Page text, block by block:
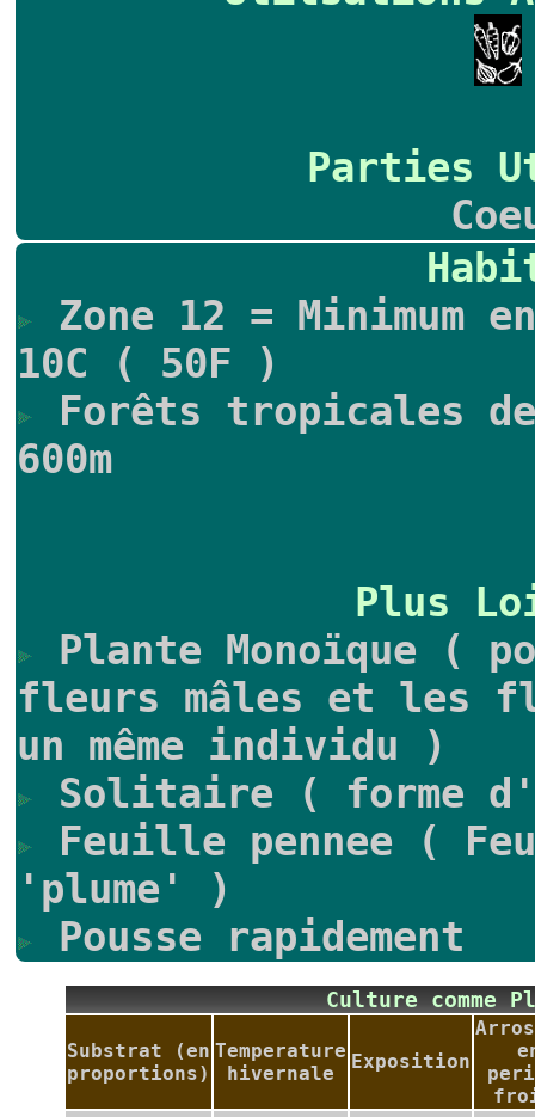
Parties
Zone 12 = Minimum
10C ( 50F )
Forêts tropicales
600m
Plus
Plante Monoïque (
fleurs mâles et les
un même individu )
Solitaire ( forme
Feuille pennee (
'plume' )
Pousse rapidement
Culture
Substrat (en
proportions)
Temperature
hivernale
Exposition